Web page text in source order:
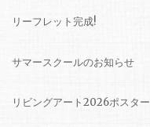
リーフレット完成!
サマースクールのお知らせ
リビングアート2026ポスター